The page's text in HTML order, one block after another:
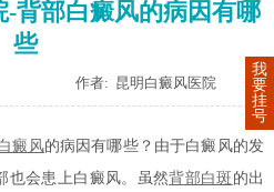
背部白癜风的病因有哪
些
作者: 昆明白癜风医院
癜风的病因有哪些？由于白癜风的发
也会患上白癜风。虽然背部白斑 的出
我
要
挂
号